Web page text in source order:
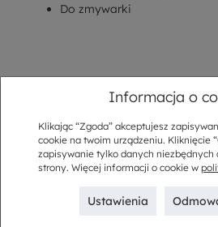
Do zmywarki
Sposób dostawy
Kup w komplecie
Informacja o
Klikając “Zgoda” akceptujesz
cookie na twoim urządzeniu. Kliknięcie
zapisywanie tylko danych niezbędnych
strony. Więcej informacji o cookie w
Ustawienia